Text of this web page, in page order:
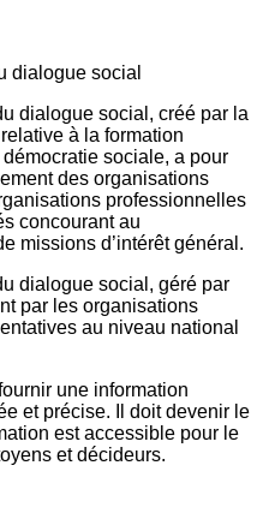
dialogue social, créé par la
à la formation
sociale, a pour
des organisations
professionnelles
concourant au
missions d’intérêt général.
dialogue social, géré par
par les organisations
au niveau national
une information
et précise. Il doit devenir le
est accessible pour le
et décideurs.